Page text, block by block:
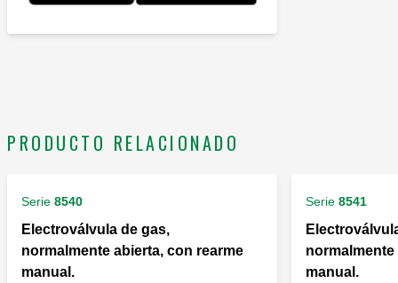
PRODUCTO RELACIONADO
Serie 8540
Electroválvula de gas,
normalmente abierta, con rearme
manual.
Serie 8541
manual.